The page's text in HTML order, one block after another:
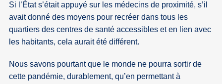
Si l’État s’était appuyé sur les médecins de proximité, s’il
avait donné des moyens pour recréer dans tous les
quartiers des centres de santé accessibles et en lien avec
les habitants, cela aurait été différent.
Nous savons pourtant que le monde ne pourra sortir de
cette pandémie, durablement, qu’en permettant à